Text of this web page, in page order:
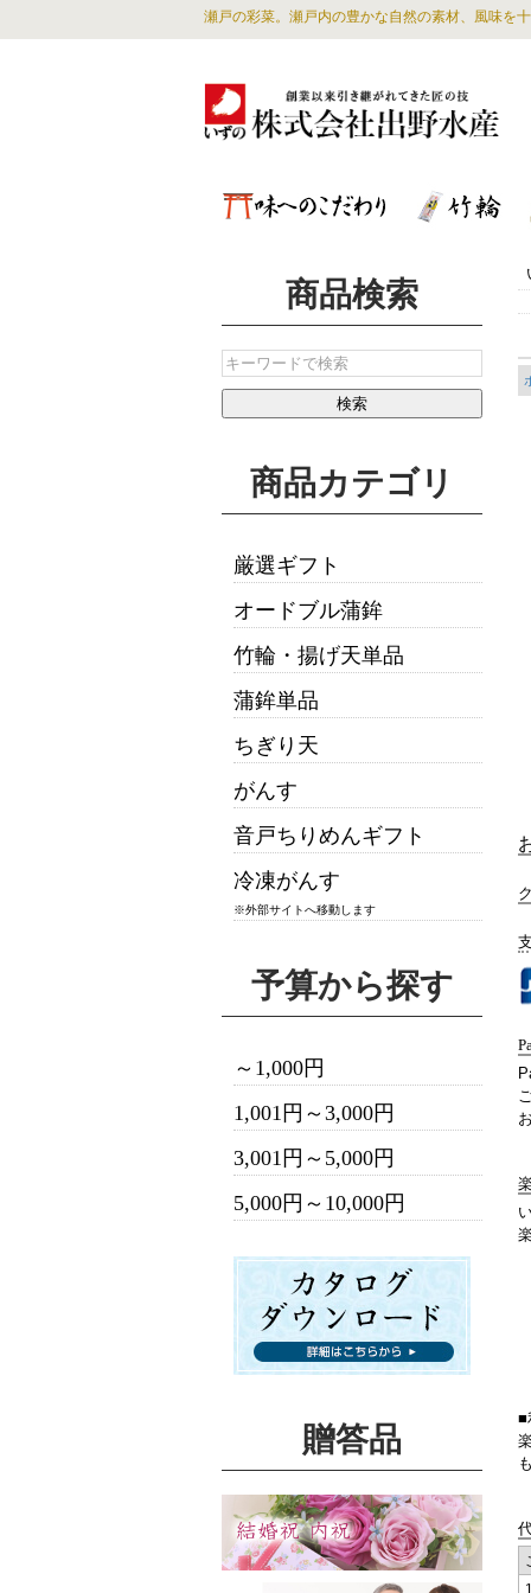
瀬戸の彩菜。瀬戸内の豊かな自然の素材、風味を
■
商品検索
商品カテゴリ
厳選ギフト
オードブル蒲鉾
竹輪・揚げ天単品
蒲鉾単品
ちぎり天
がんす
音戸ちりめんギフト
冷凍がんす
※外部サイトへ移動します
予算から探す
～1,000円
1,001円～3,000円
3,001円～5,000円
5,000円～10,000円
贈答品